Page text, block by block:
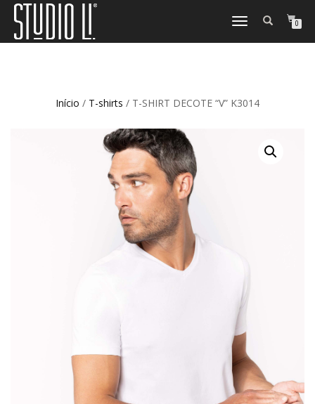
TOGGLE
0
Início / T-shirts / T-SHIRT DECOTE “V” K3014